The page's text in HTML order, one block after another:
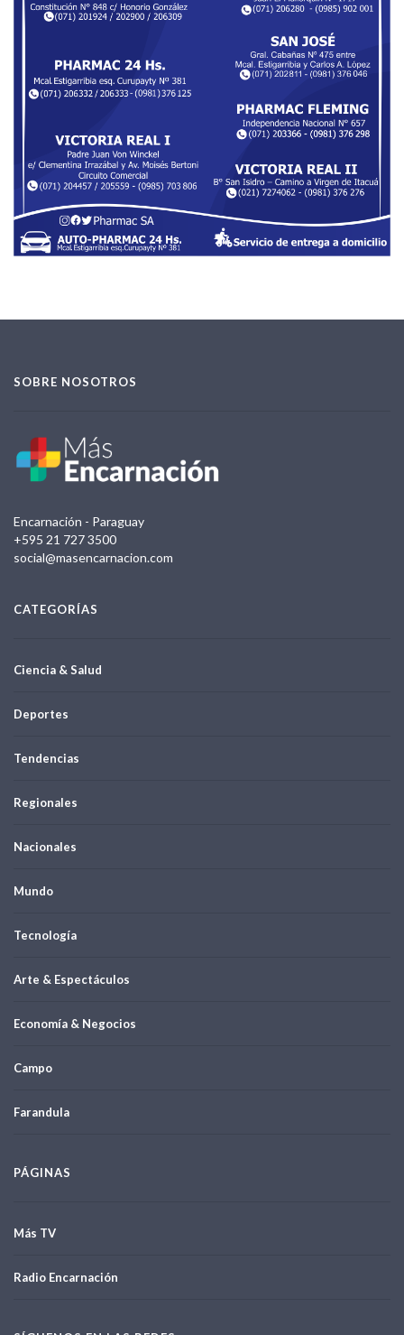
SOBRE NOSOTROS
Encarnación - Paraguay
+595 21 727 3500
social@masencarnacion.com
CATEGORÍAS
Ciencia & Salud
Deportes
Tendencias
Regionales
Nacionales
Mundo
Tecnología
Arte & Espectáculos
Economía & Negocios
Campo
Farandula
PÁGINAS
Más TV
Radio Encarnación